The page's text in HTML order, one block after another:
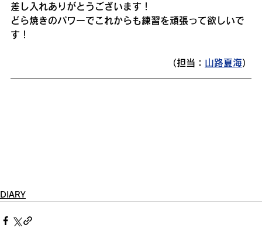
差し入れありがとうございます！
どら焼きのパワーでこれからも練習を頑張って欲しいで
す！
（担当： 山路夏海）
DIARY